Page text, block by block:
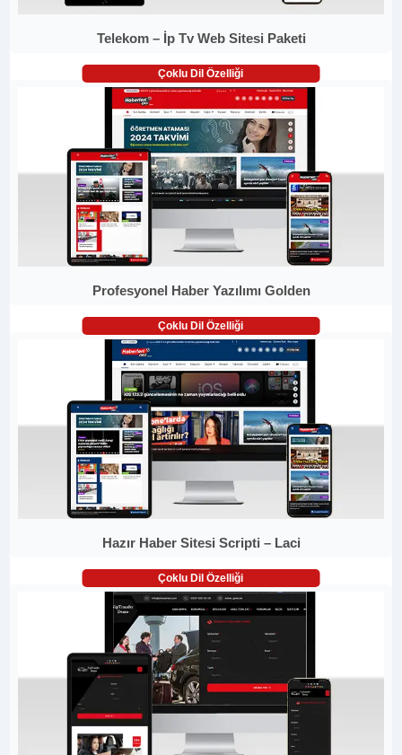
Telekom – İp Tv Web Sitesi Paketi
Çoklu Dil Özelliği
Profesyonel Haber Yazılımı Golden
Çoklu Dil Özelliği
Hazır Haber Sitesi Scripti – Laci
Çoklu Dil Özelliği